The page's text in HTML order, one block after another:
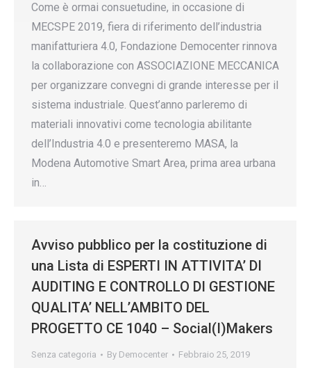
Come è ormai consuetudine, in occasione di
MECSPE 2019, fiera di riferimento dell’industria
manifatturiera 4.0, Fondazione Democenter rinnova
la collaborazione con ASSOCIAZIONE MECCANICA
per organizzare convegni di grande interesse per il
sistema industriale. Quest’anno parleremo di
materiali innovativi come tecnologia abilitante
dell’Industria 4.0 e presenteremo MASA, la
Modena Automotive Smart Area, prima area urbana
in…
Avviso pubblico per la costituzione di
una Lista di ESPERTI IN ATTIVITA’ DI
AUDITING E CONTROLLO DI GESTIONE
QUALITA’ NELL’AMBITO DEL
PROGETTO CE 1040 – Social(I)Makers
Senza categoria By Democenter Febbraio 25, 2019